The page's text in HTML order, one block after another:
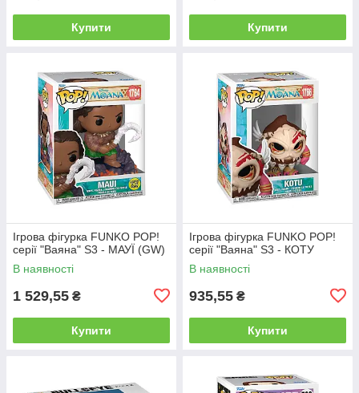
Купити Купити
Ігрова фігурка FUNKO POP!
серії "Ваяна" S3 - МАУЇ (GW)
В наявності
1 529,55 ₴
Купити
Ігрова фігурка FUNKO POP!
серії "Ваяна" S3 - КОТУ
В наявності
935,55 ₴
Купити